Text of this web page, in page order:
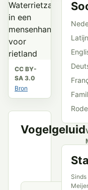
CC BY-
SA 3.0
Bron
Vogelgeluid
Latijn